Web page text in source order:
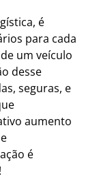
é
para cada
um veículo
desse
seguras, e
aumento
é